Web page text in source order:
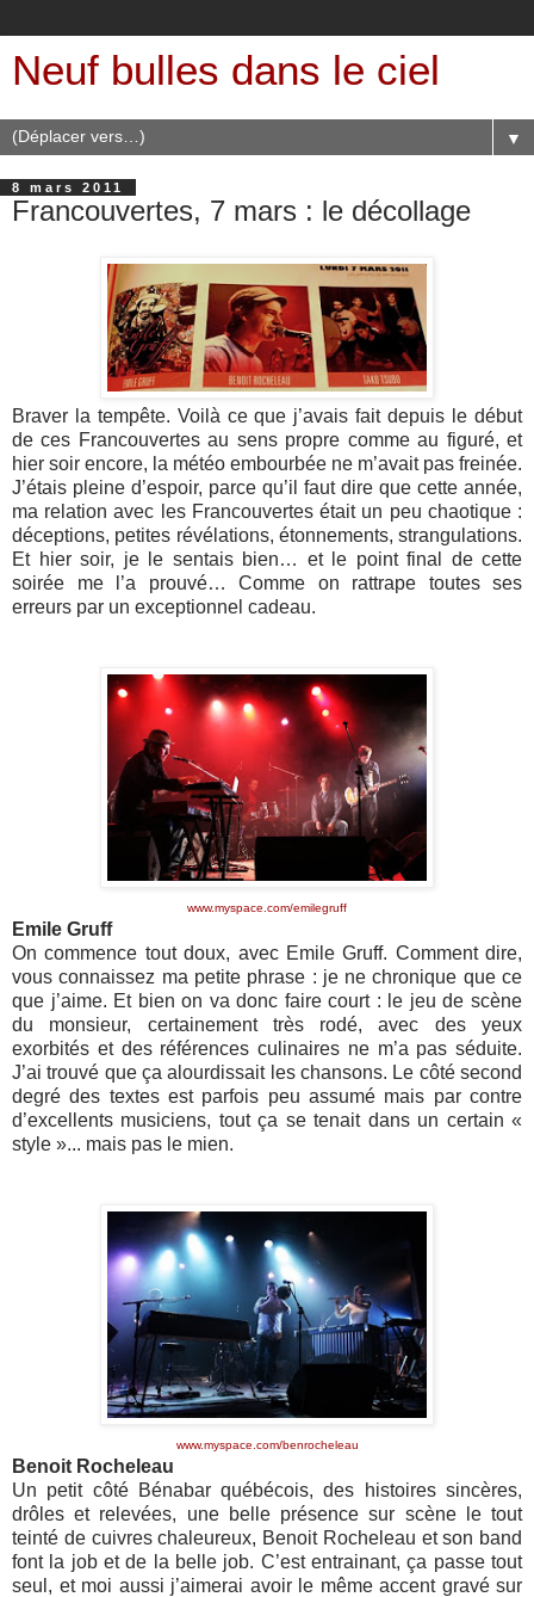
Neuf bulles dans le ciel
▼
8 mars 2011
Francouvertes, 7 mars : le décollage
Braver la tempête. Voilà ce que j’avais fait depuis le début
de ces Francouvertes au sens propre comme au figuré, et
hier soir encore, la météo embourbée ne m’avait pas freinée.
J’étais pleine d’espoir, parce qu’il faut dire que cette année,
ma relation avec les Francouvertes était un peu chaotique :
déceptions, petites révélations, étonnements, strangulations.
Et hier soir, je le sentais bien… et le point final de cette
soirée me l’a prouvé… Comme on rattrape toutes ses
erreurs par un exceptionnel cadeau.
www.myspace.com/emilegruff
Emile Gruff
On commence tout doux, avec Emile Gruff. Comment dire,
vous connaissez ma petite phrase : je ne chronique que ce
que j’aime. Et bien on va donc faire court : le jeu de scène
du monsieur, certainement très rodé, avec des yeux
exorbités et des références culinaires ne m’a pas séduite.
J’ai trouvé que ça alourdissait les chansons. Le côté second
degré des textes est parfois peu assumé mais par contre
d’excellents musiciens, tout ça se tenait dans un certain «
style »... mais pas le mien.
www.myspace.com/benrocheleau
Benoit Rocheleau
Un petit côté Bénabar québécois, des histoires sincères,
drôles et relevées, une belle présence sur scène le tout
teinté de cuivres chaleureux, Benoit Rocheleau et son band
font la job et de la belle job. C’est entrainant, ça passe tout
seul, et moi aussi j’aimerai avoir le même accent gravé sur